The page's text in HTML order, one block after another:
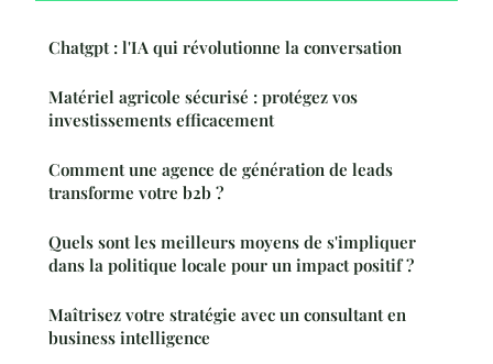
Chatgpt : l'IA qui révolutionne la conversation
Matériel agricole sécurisé : protégez vos
investissements efficacement
Comment une agence de génération de leads
transforme votre b2b ?
Quels sont les meilleurs moyens de s'impliquer
dans la politique locale pour un impact positif ?
Maîtrisez votre stratégie avec un consultant en
business intelligence